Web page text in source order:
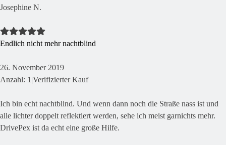
Josephine N.
Endlich nicht mehr nachtblind
26. November 2019
Anzahl: 1 |Verifizierter Kauf
Ich bin echt nachtblind. Und wenn dann noch die Straße nass ist und
alle lichter doppelt reflektiert werden, sehe ich meist garnichts mehr.
DrivePex ist da echt eine große Hilfe.